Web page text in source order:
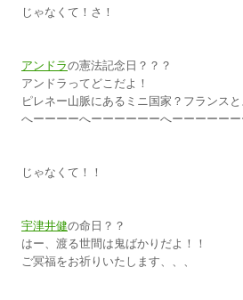
じゃなくて！さ！
アンドラの憲法記念日？？？
アンドラってどこだよ！
ピレネー山脈にあるミニ国家？フランス
へーーーーへーーーーーーへーーーーーー
じゃなくて！！
宇津井健の命日？？
はー、渡る世間は鬼ばかりだよ！！
ご冥福をお祈りいたします、、、